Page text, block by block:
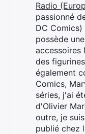
Radio
passionné
DC
possède
accessoires
des
également
Comics,
séries, j'ai
d'Olivier
outre, je
publié chez